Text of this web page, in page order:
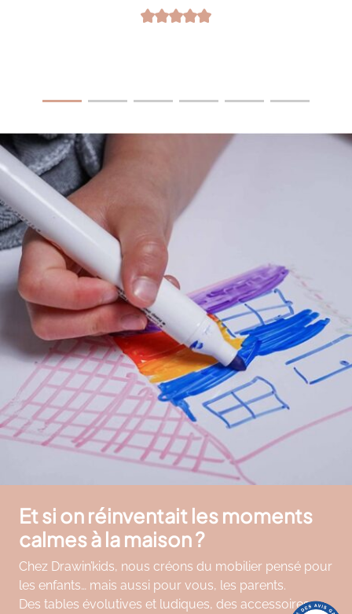
Et si on réinventait les moments
calmes à la maison ?
Chez Drawin’kids, nous créons du mobilier pensé pour
les enfants… mais aussi pour vous, les parents.
Des tables évolutives et ludiques, des accessoires